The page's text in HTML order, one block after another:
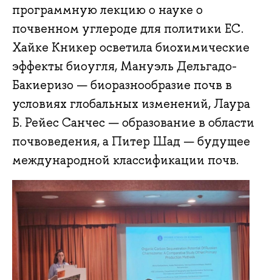
программную лекцию о науке о
почвенном углероде для политики ЕС.
Хайке Кникер осветила биохимические
эффекты биоугля, Мануэль Дельгадо-
Бакиеризо — биоразнообразие почв в
условиях глобальных изменений, Лаура
Б. Рейес Санчес — образование в области
почвоведения, а Питер Шад — будущее
международной классификации почв.